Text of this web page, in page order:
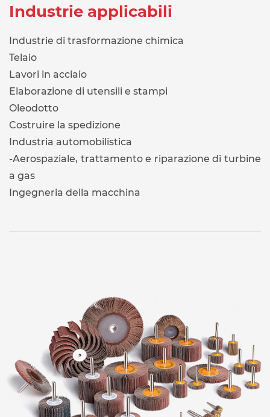
Industrie applicabili
Industrie di trasformazione chimica
Telaio
Lavori in acciaio
Elaborazione di utensili e stampi
Oleodotto
Costruire la spedizione
Industria automobilistica
-Aerospaziale, trattamento e riparazione di turbine
a gas
Ingegneria della macchina